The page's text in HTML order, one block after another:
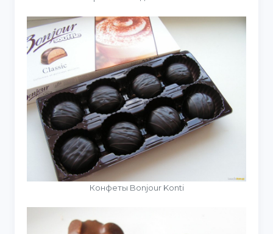
Конфеты Bonjour Konti